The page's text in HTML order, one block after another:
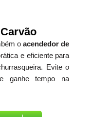
oacendedor de
e eficiente para
Evite o
ganhe tempo na